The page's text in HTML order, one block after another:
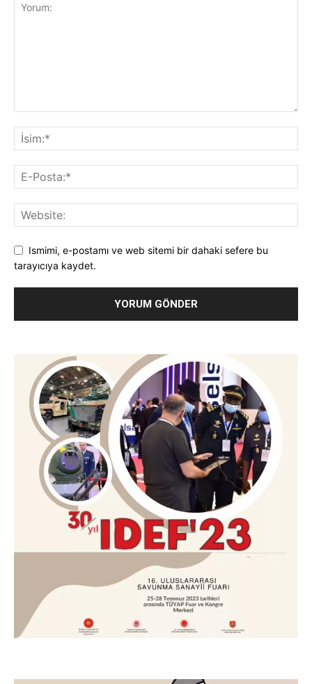
Ismimi, e-postamı ve web sitemi bir dahaki sefere bu
tarayıcıya kaydet.